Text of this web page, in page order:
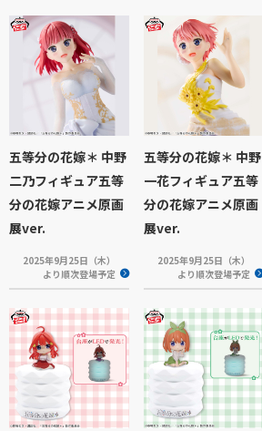
五等分の花嫁＊ 中野
二乃フィギュア五等
分の花嫁アニメ原画
展ver.
2025年9月25日（木）
より順次登場予定
五等分の花嫁＊ 中野
一花フィギュア五等
分の花嫁アニメ原画
展ver.
2025年9月25日（木）
より順次登場予定